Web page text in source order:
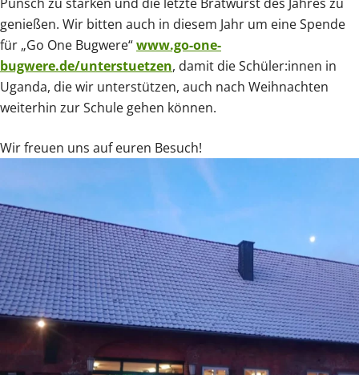
genießen. Wir bitten auch in diesem Jahr um eine Spende
für „Go One Bugwere“www.go-one-
bugwere.de/unterstuetzen, damit die Schüler:innen in
Uganda, die wir unterstützen, auch nach Weihnachten
weiterhin zur Schule gehen können.
Wir freuen uns auf euren Besuch!